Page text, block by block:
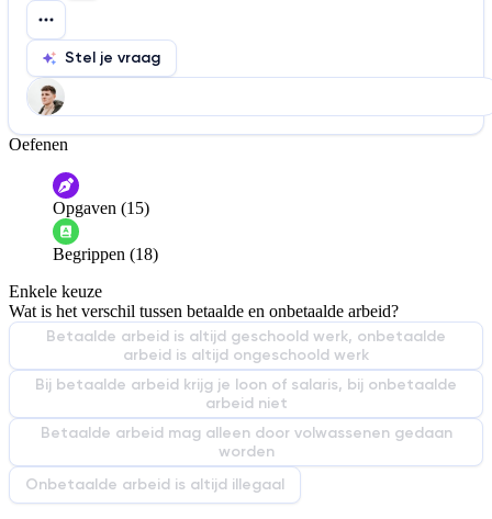
Stel je vraag
Help ons de video te verbeteren
De audio is slecht
Informatie is onjuist
De docent is te langdradig
De uitleg gaat te langzaam
Afspelen werkte niet
Iets anders
Oefenen
Opgaven (15)
Begrippen (18)
Enkele keuze
Wat is het verschil tussen betaalde en onbetaalde arbeid?
Betaalde arbeid is altijd geschoold werk, onbetaalde
arbeid is altijd ongeschoold werk
Bij betaalde arbeid krijg je loon of salaris, bij onbetaalde
arbeid niet
Betaalde arbeid mag alleen door volwassenen gedaan
worden
Onbetaalde arbeid is altijd illegaal